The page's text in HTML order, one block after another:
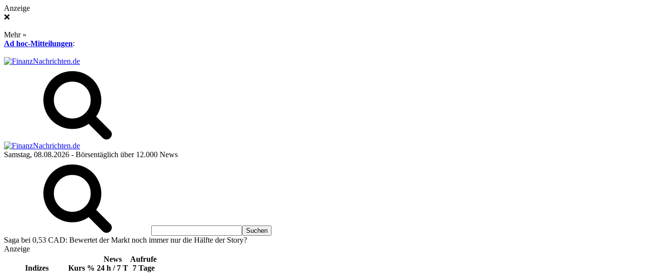
Anzeige
❌
Mehr »
Ad hoc-Mitteilungen:
Samstag, 08.08.2026 - Börsentäglich über 12.000 News
Saga bei 0,53 CAD: Bewertet der Markt noch immer nur die Hälfte der Story?
Anzeige
Indizes Kurs %
News
24 h / 7 T
Aufrufe
7 Tage